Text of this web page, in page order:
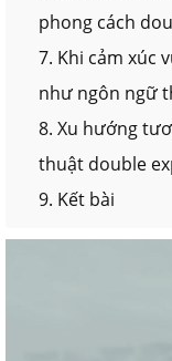
phong cách
7. Khi cảm xúc
như ngôn ngữ
8. Xu hướng
thuật double
9. Kết bài